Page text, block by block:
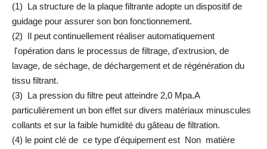
(1) La structure de la plaque filtrante adopte un dispositif de
guidage pour assurer son bon fonctionnement.
(2) Il peut continuellement réaliser automatiquement
l'opération dans le processus de filtrage, d'extrusion, de
lavage, de séchage, de déchargement et de régénération du
tissu filtrant.
(3) La pression du filtre peut atteindre 2,0 Mpa.A
particulièrement un bon effet sur divers matériaux minuscules
collants et sur la faible humidité du gâteau de filtration.
(4) le point clé de ce type d'équipement est Non matière